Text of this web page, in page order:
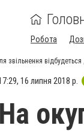
Робота
звільнення відбудеться
16 липня 2018 р.
На